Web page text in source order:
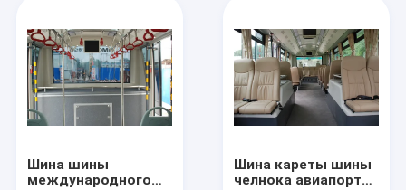
Продукты
О нас
Путешествие фабрики
Шина шины
международного
Шина кареты шины
челнока авиапорта